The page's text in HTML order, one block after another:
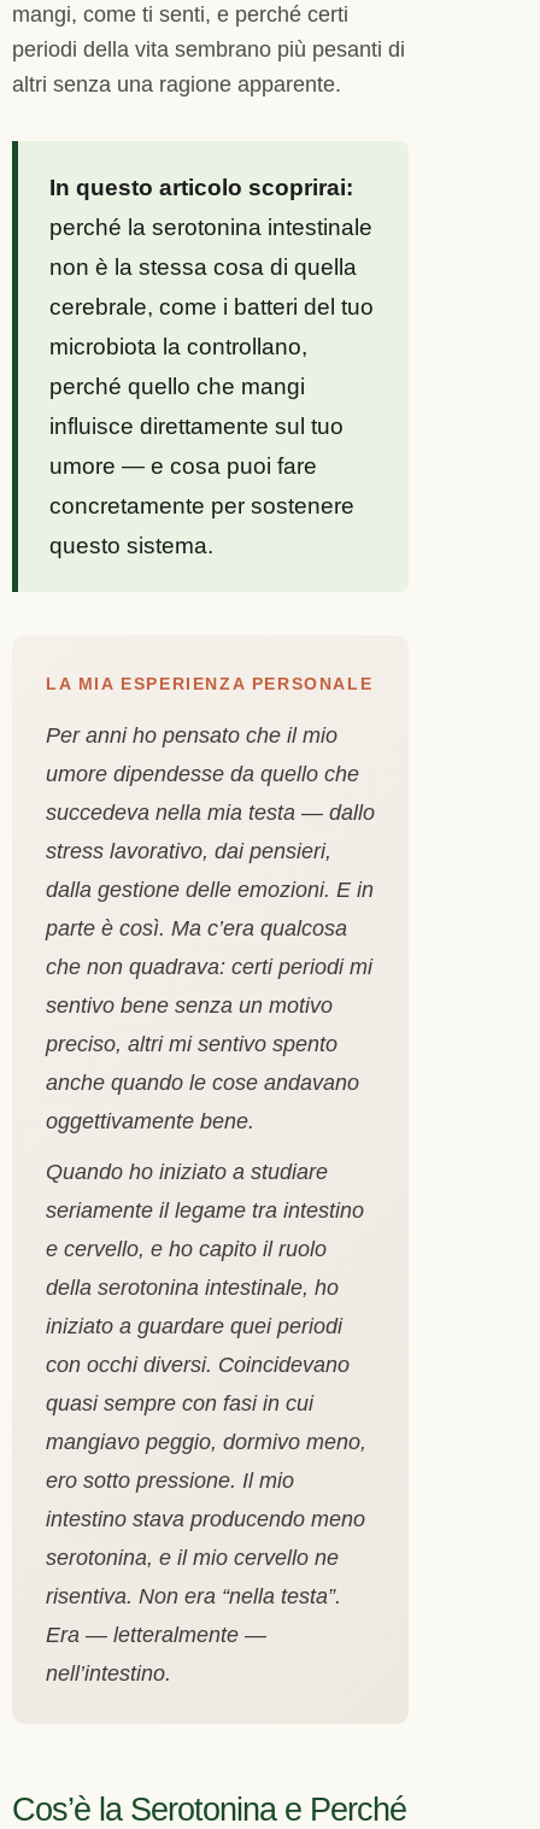
mangi, come ti senti, e perché certi
periodi della vita sembrano più pesanti di
altri senza una ragione apparente.
In questo articolo scoprirai:
perché la serotonina intestinale
non è la stessa cosa di quella
cerebrale, come i batteri del tuo
microbiota la controllano,
perché quello che mangi
influisce direttamente sul tuo
umore — e cosa puoi fare
concretamente per sostenere
questo sistema.
LA MIA ESPERIENZA PERSONALE
Per anni ho pensato che il mio
umore dipendesse da quello che
succedeva nella mia testa — dallo
stress lavorativo, dai pensieri,
dalla gestione delle emozioni. E in
parte è così. Ma c’era qualcosa
che non quadrava: certi periodi mi
sentivo bene senza un motivo
preciso, altri mi sentivo spento
anche quando le cose andavano
oggettivamente bene.
Quando ho iniziato a studiare
seriamente il legame tra intestino
e cervello, e ho capito il ruolo
della serotonina intestinale, ho
iniziato a guardare quei periodi
con occhi diversi. Coincidevano
quasi sempre con fasi in cui
mangiavo peggio, dormivo meno,
ero sotto pressione. Il mio
intestino stava producendo meno
serotonina, e il mio cervello ne
risentiva. Non era “nella testa”.
Era — letteralmente —
nell’intestino.
Cos’è la Serotonina e Perché